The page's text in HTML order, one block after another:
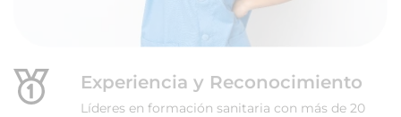
Experiencia y Reconocimiento
Líderes en formación sanitaria con más de 20